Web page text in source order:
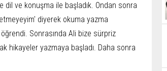
dil ve konuşma ile başladık. Ondan sonra
diyerek okuma yazma
Sonrasında Ali bize sürpriz
hikayeler yazmaya başladı. Daha sonra